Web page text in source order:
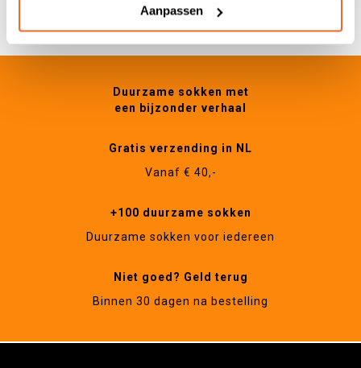
Aanpassen
Duurzame sokken met
een bijzonder verhaal
Gratis verzending in NL
Vanaf € 40,-
+100 duurzame sokken
Duurzame sokken voor iedereen
Niet goed? Geld terug
Binnen 30 dagen na bestelling